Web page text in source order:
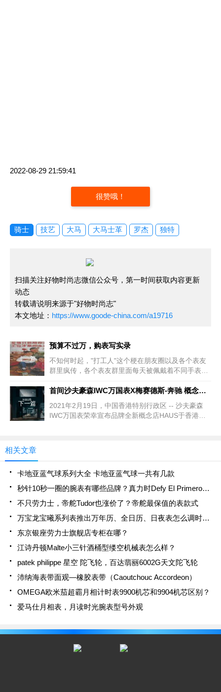
2022-08-29 21:59:41
很赞哦！
骑士 技艺 大马 大马士革 罗杰 独特
扫描关注好物时尚志微信公众号，第一时间获取内容更新
动态
转载请说明来源于"好物时尚志"
本文地址： https://www.goode-china.com/a19716
上一篇
预算不过万，购表写实录
不知何时起，"打工人"这个梗在朋友圈以及各个表友
群里疯传，各个表友群里面每天被佩戴着不同手表
自己早起贪黑，拿着微薄的工资，做着辛苦的工作。
下一篇
首间沙夫豪森IWC万国表X梅赛德斯-奔驰 概念店HAUS于香港开幕
2021年2月19日，中国香港特别行政区 -- 沙夫豪森
IWC万国表荣幸宣布品牌全新概念店HAUS于香港正
相关文章
卡地亚蓝气球系列大全 卡地亚蓝气球一共有几款
秒针10秒一圈的腕表有哪些品牌？真力时Defy El Primero 21
不只劳力士，帝舵Tudor也涨价了？帝舵最保值的表款式
万宝龙宝曦系列表推出万年历、全日历、日夜表怎么调时间？
东京银座劳力士旗舰店专柜在哪？
江诗丹顿Malte小三针酒桶型缕空机械表怎么样？
patek philippe 星空 陀飞轮，百达翡丽6002G天文陀飞轮
沛纳海表带面观—橡胶表带（Caoutchouc Accordeon）
OMEGA欧米茄超霸月相计时表9900机芯和9904机芯区别？
爱马仕月相表，月读时光腕表型号外观